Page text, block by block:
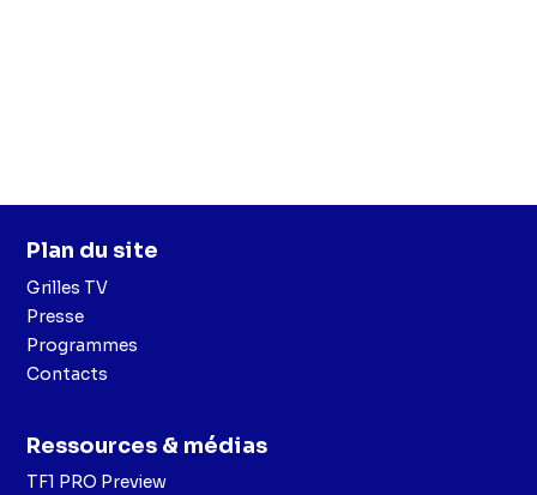
Plan du site
Grilles TV
Presse
Programmes
Contacts
Ressources & médias
TF1 PRO Preview